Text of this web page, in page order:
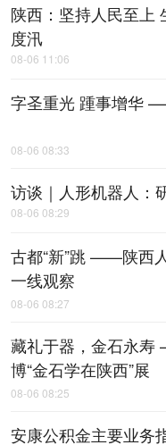
陕西：坚持人民至上
度汛
08-06 11:06
字圣重光 踵事增华
08-06 08:33
访谈｜人形机器人：
08-06 08:29
古都“新”跳 ——陕西
一线观察
08-06 08:27
藏礼于器，金石永
博“金石学在陕西”展
08-06 08:25
安康公积金主要业务